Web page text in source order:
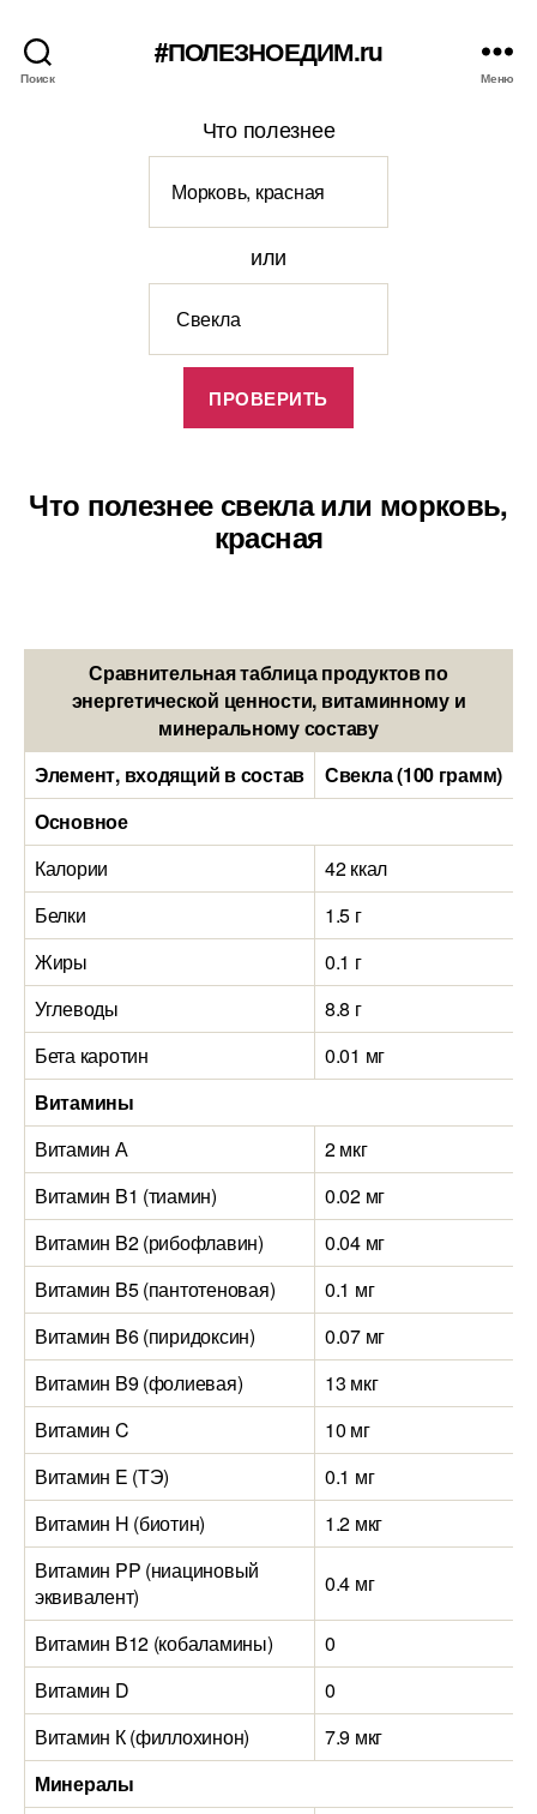
Поиск
#ПОЛЕЗНОЕДИМ.ru
Меню
Что полезнее
или
Что полезнее свекла или морковь,
красная
Сравнительная таблица продуктов по
энергетической ценности, витаминному и
минеральному составу
Элемент, входящий в состав
Свекла (100 грамм)
Основное
Калории
42 ккал
Белки
1.5 г
Жиры
0.1 г
Углеводы
8.8 г
Бета каротин
0.01 мг
Витамины
Витамин А
2 мкг
Витамин B1 (тиамин)
0.02 мг
Витамин B2 (рибофлавин)
0.04 мг
Витамин B5 (пантотеновая)
0.1 мг
Витамин B6 (пиридоксин)
0.07 мг
Витамин B9 (фолиевая)
13 мкг
Витамин C
10 мг
Витамин E (ТЭ)
0.1 мг
Витамин H (биотин)
1.2 мкг
Витамин PP (ниациновый
эквивалент)
0.4 мг
Витамин B12 (кобаламины) 0
Витамин D
0
Витамин К (филлохинон)
7.9 мкг
Минералы